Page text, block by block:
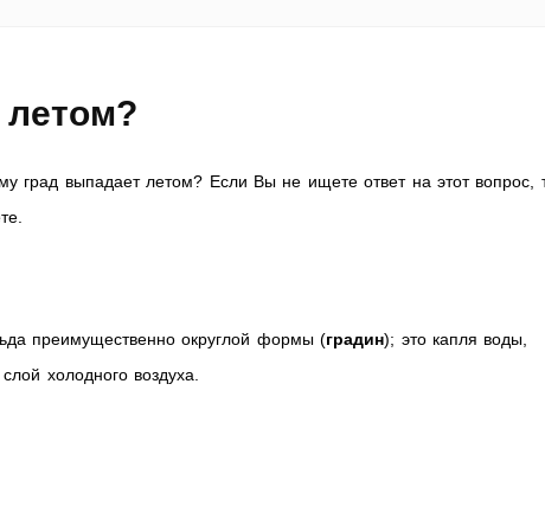
град выпадает летом? Если Вы не ищете ответ на этот вопрос,
преимущественно округлой формы (градин); это капля воды,
холодного воздуха.